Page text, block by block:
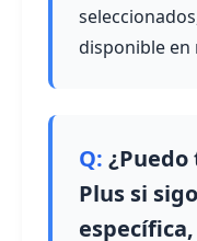
disponible
Plus si